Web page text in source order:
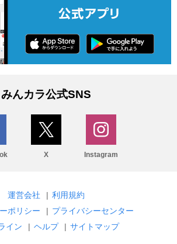
みんカラ公式SNS
X Instagram
運営会社 | 利用規約
ポリシー
| プライバシーセンター
イン
| ヘルプ | サイトマップ